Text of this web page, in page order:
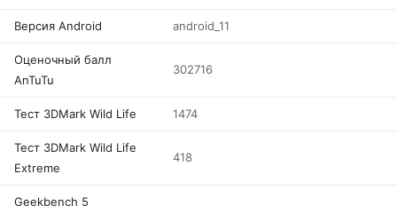
Версия Android android_11
Оценочный балл
AnTuTu
302716
Тест 3DMark Wild Life 1474
Тест 3DMark Wild Life
Extreme
418
Geekbench 5